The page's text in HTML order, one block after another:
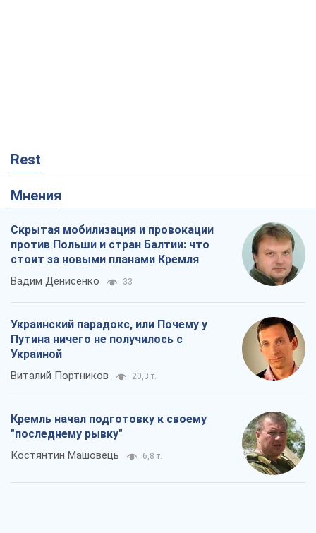
Rest
Мнения
Скрытая мобилизация и провокации
против Польши и стран Балтии: что
стоит за новыми планами Кремля
Вадим Денисенко 33
Украинский парадокс, или Почему у
Путина ничего не получилось с
Украиной
Виталий Портников 20,3 т.
Кремль начал подготовку к своему
"последнему рывку"
Костянтин Машовець 6,8 т.